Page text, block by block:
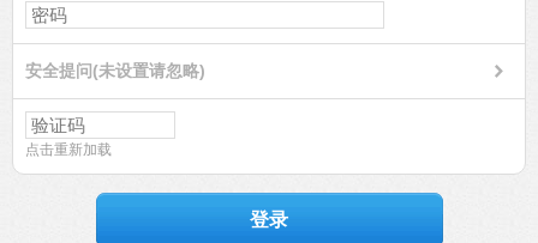
安全提问(未设置请忽略)
点击重新加载
登录